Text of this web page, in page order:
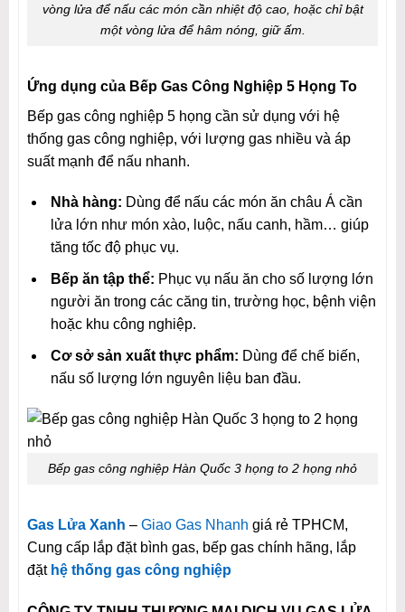
vòng lửa để nấu các món cần nhiệt độ cao, hoặc chỉ bật
một vòng lửa để hâm nóng, giữ ấm.
Ứng dụng của Bếp Gas Công Nghiệp 5 Họng To
Bếp gas công nghiệp 5 họng cần sử dụng với hệ
thống gas công nghiệp, với lượng gas nhiều và áp
suất mạnh để nấu nhanh.
Nhà hàng: Dùng để nấu các món ăn châu Á cần
lửa lớn như món xào, luộc, nấu canh, hầm… giúp
tăng tốc độ phục vụ.
Bếp ăn tập thể: Phục vụ nấu ăn cho số lượng lớn
người ăn trong các căng tin, trường học, bệnh viện
hoặc khu công nghiệp.
Cơ sở sản xuất thực phẩm: Dùng để chế biến,
nấu số lượng lớn nguyên liệu ban đầu.
Bếp gas công nghiệp Hàn Quốc 3 họng to 2 họng nhỏ
Gas Lửa Xanh – Giao Gas Nhanh giá rẻ TPHCM,
Cung cấp lắp đặt bình gas, bếp gas chính hãng, lắp
đặt hệ thống gas công nghiệp